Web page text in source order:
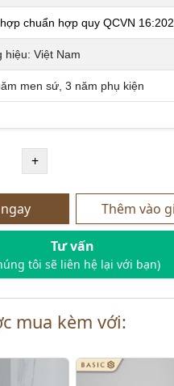
chuẩn hợp quy QCVN
hiệu: Việt Nam
men sứ, 3 năm phụ kiện
Thêm vào
Tư vấn
tôi sẽ liên hệ lại với bạn)
mua kèm với: